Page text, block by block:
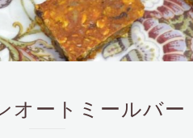
ンオートミールバー